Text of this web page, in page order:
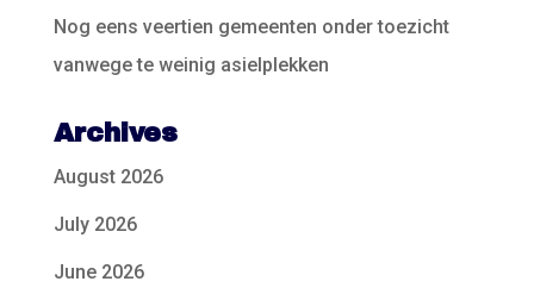
Nog eens veertien gemeenten onder toezicht
vanwege te weinig asielplekken
Archives
August 2026
July 2026
June 2026